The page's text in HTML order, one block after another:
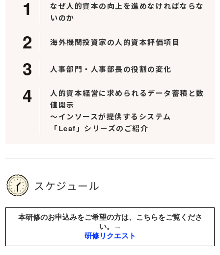
なぜ人的資本の向上を進めなければならな
いのか
海外機関投資家の人的資本評価項目
人事部門・人事部長の役割の変化
人的資本経営に求められるデータ蓄積と数
値開示
～インソースが提供するシステム
「Leaf」シリーズのご紹介
スケジュール